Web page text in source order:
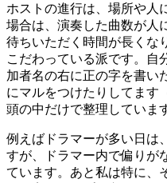
ホストの進行は、場所や人
場合は、演奏した曲数が人
待ちいただく時間が長くな
こだわっている派です。自
加者名の右に正の字を書い
にマルをつけたりしてます
頭の中だけで整理していま
例えばドラマーが多い日は
すが、ドラマー内で偏りが
ています。あと私は特に、